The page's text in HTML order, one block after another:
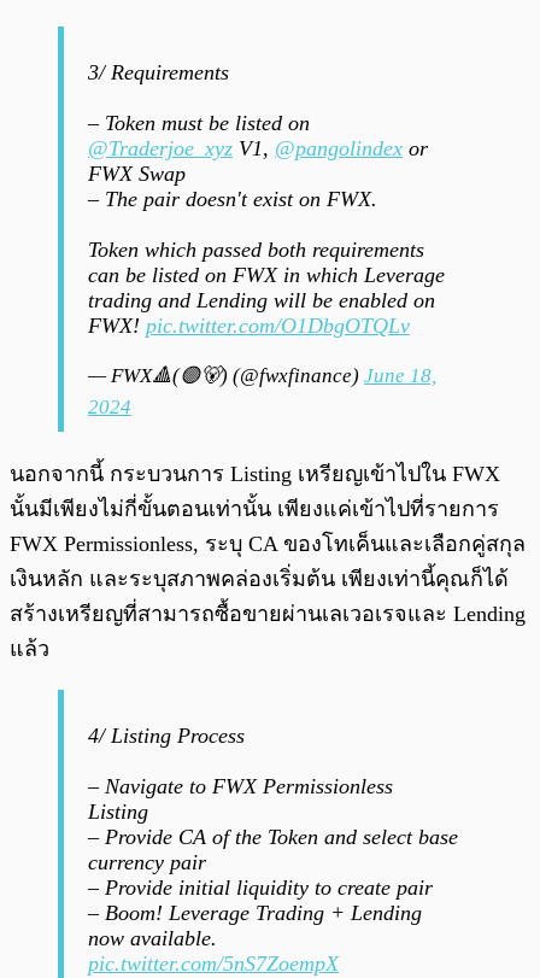
3/ Requirements
– Token must be listed on
@Traderjoe_xyz V1, @pangolindex or
FWX Swap
– The pair doesn't exist on FWX.
Token which passed both requirements
can be listed on FWX in which Leverage
trading and Lending will be enabled on
FWX! pic.twitter.com/O1DbgOTQLv
— FWX🔺(🟣🐻) (@fwxfinance) June 18,
2024
นอกจากนี้ กระบวนการ Listing เหรียญเข้าไปใน FWX
นั้นมีเพียงไม่กี่ขั้นตอนเท่านั้น เพียงแค่เข้าไปที่รายการ
FWX Permissionless, ระบุ CA ของโทเค็นและเลือกคู่สกุล
เงินหลัก และระบุสภาพคล่องเริ่มต้น เพียงเท่านี้คุณก็ได้
สร้างเหรียญที่สามารถซื้อขายผ่านเลเวอเรจและ Lending
แล้ว
4/ Listing Process
– Navigate to FWX Permissionless
Listing
– Provide CA of the Token and select base
currency pair
– Provide initial liquidity to create pair
– Boom! Leverage Trading + Lending
now available.
pic.twitter.com/5nS7ZoempX